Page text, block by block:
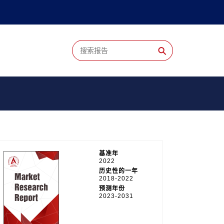
⚲
基准年
2022
历史性的一年
2018-2022
预测年份
2023-2031